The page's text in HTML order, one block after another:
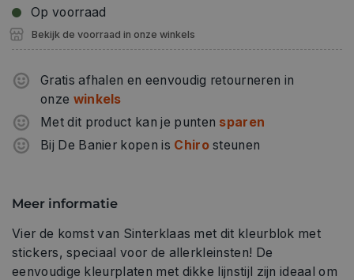
Op voorraad
Bekijk de voorraad in onze winkels
Gratis afhalen en eenvoudig retourneren in
onze winkels
Met dit product kan je punten sparen
Bij De Banier kopen is Chirosteunen
Meer informatie
Vier de komst van Sinterklaas met dit kleurblok met
stickers, speciaal voor de allerkleinsten! De
eenvoudige kleurplaten met dikke lijnstijl zijn ideaal om